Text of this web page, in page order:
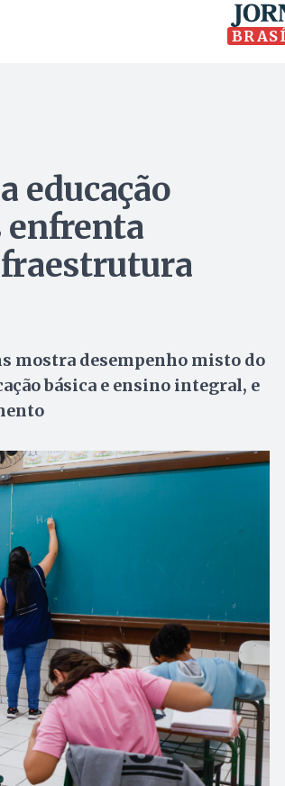
educação
mostra desempenho misto do
básica e ensino integral, e